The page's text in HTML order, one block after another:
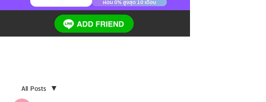
All Posts